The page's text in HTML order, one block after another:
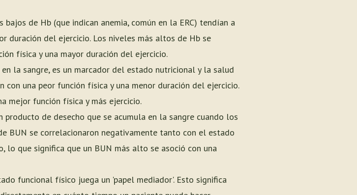
bajos de Hb (que indican anemia, común en la ERC) tendían a
duración del ejercicio. Los niveles más altos de Hb se
física y una mayor duración del ejercicio.
la sangre, es un marcador del estado nutricional y la salud
con una peor función física y una menor duración del ejercicio.
mejor función física y más ejercicio.
producto de desecho que se acumula en la sangre cuando los
BUN se correlacionaron negativamente tanto con el estado
que significa que un BUN más alto se asoció con una
funcional físico juega un 'papel mediador'. Esto significa